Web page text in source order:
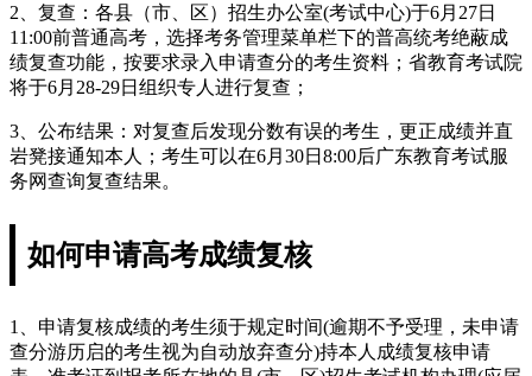
2、复查：各县（市、区）招生办公室(考试中心)于6月27日
11:00前普通高考，选择考务管理菜单栏下的普高统考绝蔽成
绩复查功能，按要求录入申请查分的考生资料；省教育考试院
将于6月28-29日组织专人进行复查；
3、公布结果：对复查后发现分数有误的考生，更正成绩并直
岩凳接通知本人；考生可以在6月30日8:00后广东教育考试服
务网查询复查结果。
如何申请高考成绩复核
1、申请复核成绩的考生须于规定时间(逾期不予受理，未申请
查分游历启的考生视为自动放弃查分)持本人成绩复核申请